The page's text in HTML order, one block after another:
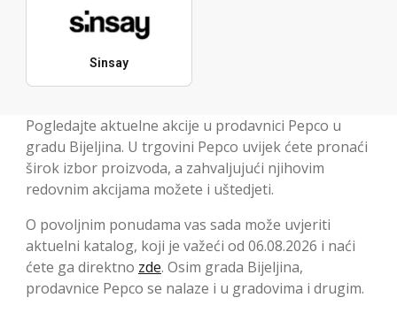
Sinsay
Pogledajte aktuelne akcije u prodavnici Pepco u
gradu Bijeljina. U trgovini Pepco uvijek ćete pronaći
širok izbor proizvoda, a zahvaljujući njihovim
redovnim akcijama možete i uštedjeti.
O povoljnim ponudama vas sada može uvjeriti
aktuelni katalog, koji je važeći od 06.08.2026 i naći
ćete ga direktno zde. Osim grada Bijeljina,
prodavnice Pepco se nalaze i u gradovima i drugim.